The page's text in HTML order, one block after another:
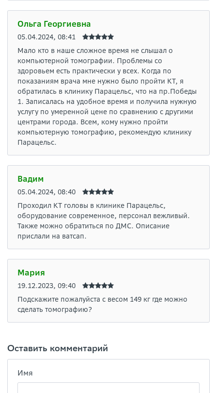
Ольга Георгиевна
05.04.2024, 08:41
Мало кто в наше сложное время не слышал о
компьютерной томографии. Проблемы со
здоровьем есть практически у всех. Когда по
показаниям врача мне нужно было пройти КТ, я
обратилась в клинику Парацельс, что на пр.Победы
1. Записалась на удобное время и получила нужную
услугу по умеренной цене по сравнению с другими
центрами города. Всем, кому нужно пройти
компьютерную томографию, рекомендую клинику
Парацельс.
Вадим
05.04.2024, 08:40
Проходил КТ головы в клинике Парацельс,
оборудование современное, персонал вежливый.
Также можно обратиться по ДМС. Описание
прислали на ватсап.
Мария
19.12.2023, 09:40
Подскажите пожалуйста с весом 149 кг где можно
сделать томографию?
Оставить комментарий
Имя